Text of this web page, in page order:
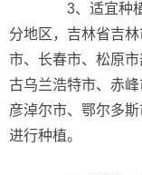
3、适宜种植
分地区，吉林省吉
市、长春市、松原
古乌兰浩特市、赤
彦淖尔市、鄂尔多
进行种植。